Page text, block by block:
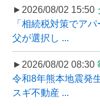
►2026/08/02 15:50
「相続税対策でア
父が選択し ...
►2026/08/02 08:30
令和8年熊本地震発
スギ不動産 ...